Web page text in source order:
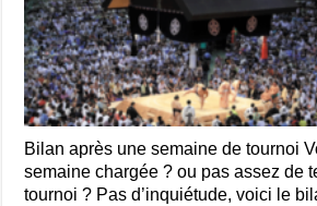
Bilan après une semaine de tournoi
semaine chargée ? ou pas assez de
tournoi ? Pas d’inquiétude, voici le